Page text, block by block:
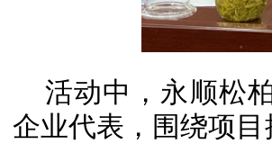
活动中，永顺松
企业代表，围绕项